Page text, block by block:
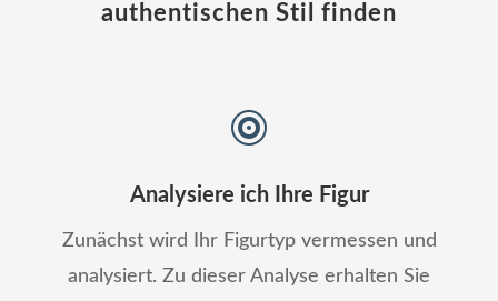
authentischen Stil finden

Analysiere ich Ihre Figur
Zunächst wird Ihr Figurtyp vermessen und
analysiert. Zu dieser Analyse erhalten Sie